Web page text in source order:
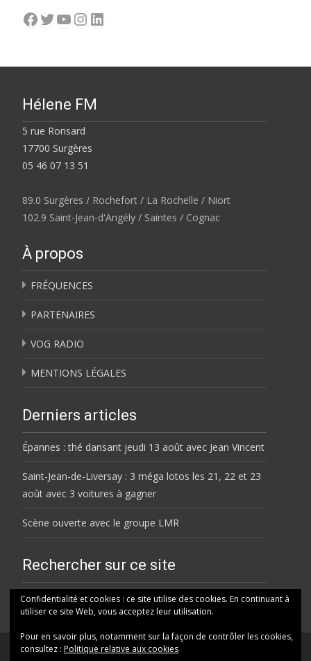
Facebook
Twitter
YouTube
Instagram
LinkedIn
Hélene FM
5 rue Ronsard
17700 Surgères
05 46 07 13 51
89.0 Surgères / Rochefort / La Rochelle / Niort
102.9 Saint-Jean-d'Angély / Saintes / Cognac
À propos
FRÉQUENCES
PARTENAIRES
VOG RADIO
MENTIONS LÉGALES
Derniers articles
Épannes : thé dansant jeudi 13 août avec Jean Vincent
Saint-Jean-de-Liversay : 3 méga lotos les 21, 22 et 23
août avec 3 voitures à gagner
Scène ouverte avec le groupe LMR
Rechercher sur ce site
Rechercher
Confidentialité et cookies : ce site utilise des cookies. En continuant à
utiliser ce site Web, vous acceptez leur utilisation.
Pour en savoir plus, notamment sur la façon de contrôler les cookies,
consultez : Politique relative aux cookies